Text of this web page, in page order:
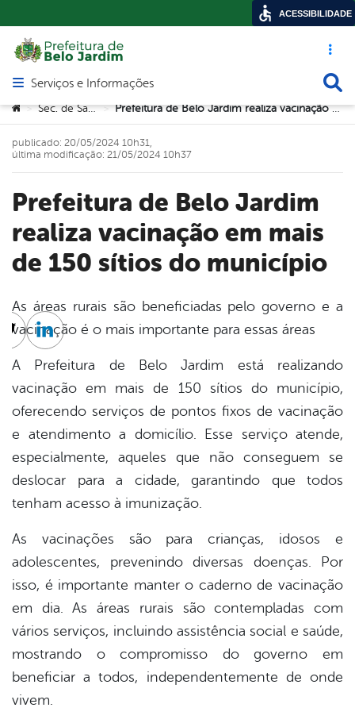
Acesso
Abrir menu principal de navegação
Serviços e Informações
Você está aqui:
> Sec. de Saúde > Prefeitura de Belo Jardim realiza vacinação em mais de 150 sítios do município
Prefeitura de Belo Jardim
realiza vacinação em mais
de 150 sítios do município
publicado: 20/05/2024 10h31,
última modificação: 21/05/2024 10h37
As áreas rurais são beneficiadas pelo governo e a
vacinação é o mais importante para essas áreas
A Prefeitura de Belo Jardim está realizando
vacinação em mais de 150 sítios do município,
oferecendo serviços de pontos fixos de vacinação
e atendimento a domicílio. Esse serviço atende,
especialmente, aqueles que não conseguem se
deslocar para a cidade, garantindo que todos
tenham acesso à imunização.
As vacinações são para crianças, idosos e
adolescentes, prevenindo diversas doenças. Por
isso, é importante manter o caderno de vacinação
em dia. As áreas rurais são contempladas com
vários serviços, incluindo assistência social e saúde,
mostrando o compromisso do governo em
beneficiar a todos, independentemente de onde
vivem.
TwitterLinkedin
ACESSIBILIDADE